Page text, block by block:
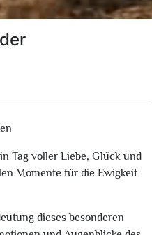
Tag voller Liebe, Glück und
Momente für die Ewigkeit
dieses besonderen